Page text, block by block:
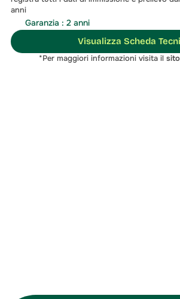
anni
Garanzia : 2 anni
Visualizza Scheda
*Per maggiori informazioni visita il